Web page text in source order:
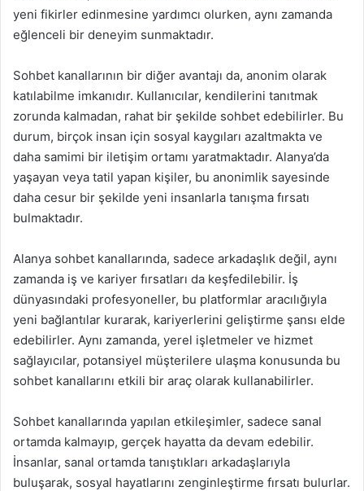
yeni fikirler edinmesine yardımcı olurken, aynı zamanda
eğlenceli bir deneyim sunmaktadır.
Sohbet kanallarının bir diğer avantajı da, anonim olarak
katılabilme imkanıdır. Kullanıcılar, kendilerini tanıtmak
zorunda kalmadan, rahat bir şekilde sohbet edebilirler. Bu
durum, birçok insan için sosyal kaygıları azaltmakta ve
daha samimi bir iletişim ortamı yaratmaktadır. Alanya’da
yaşayan veya tatil yapan kişiler, bu anonimlik sayesinde
daha cesur bir şekilde yeni insanlarla tanışma fırsatı
bulmaktadır.
Alanya sohbet kanallarında, sadece arkadaşlık değil, aynı
zamanda iş ve kariyer fırsatları da keşfedilebilir. İş
dünyasındaki profesyoneller, bu platformlar aracılığıyla
yeni bağlantılar kurarak, kariyerlerini geliştirme şansı elde
edebilirler. Aynı zamanda, yerel işletmeler ve hizmet
sağlayıcılar, potansiyel müşterilere ulaşma konusunda bu
sohbet kanallarını etkili bir araç olarak kullanabilirler.
Sohbet kanallarında yapılan etkileşimler, sadece sanal
ortamda kalmayıp, gerçek hayatta da devam edebilir.
İnsanlar, sanal ortamda tanıştıkları arkadaşlarıyla
buluşarak, sosyal hayatlarını zenginleştirme fırsatı bulurlar.